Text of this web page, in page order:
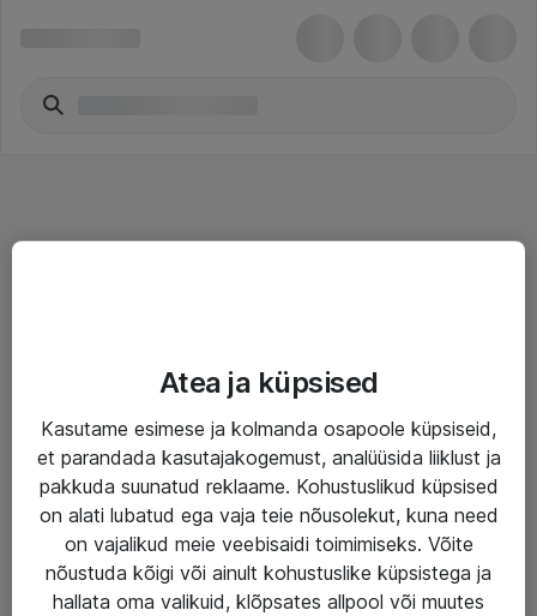
Haldusteenused
Garantii
Turva- ja nõrkvoolulahendused
AS ATEA
Atea ja küpsised
Kasutame esimese ja kolmanda osapoole küpsiseid,
et parandada kasutajakogemust, analüüsida liiklust ja
pakkuda suunatud reklaame. Kohustuslikud küpsised
on alati lubatud ega vaja teie nõusolekut, kuna need
on vajalikud meie veebisaidi toimimiseks. Võite
nõustuda kõigi või ainult kohustuslike küpsistega ja
hallata oma valikuid, klõpsates allpool või muutes